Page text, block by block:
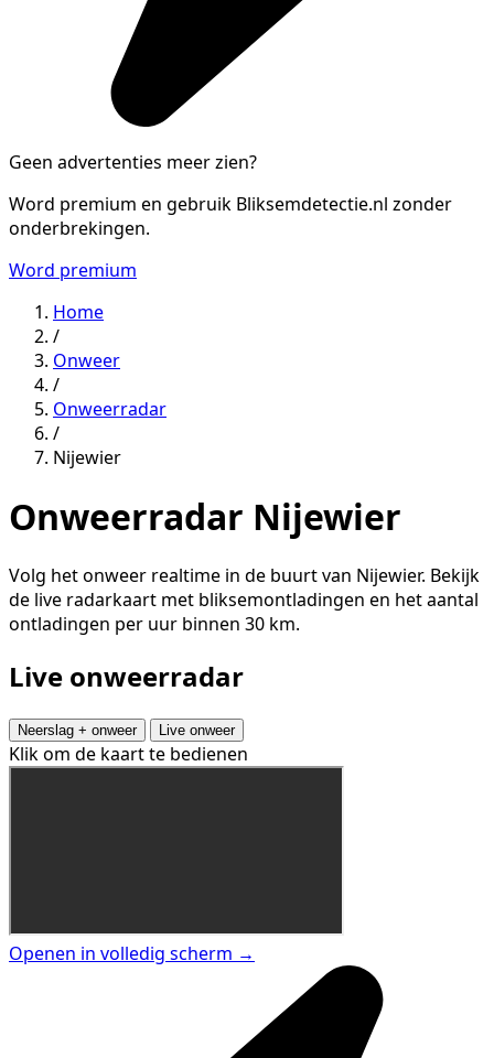
Geen advertenties meer zien?
Word premium en gebruik Bliksemdetectie.nl zonder
onderbrekingen.
Word premium
Home
/
Onweer
/
Onweerradar
/
Nijewier
Onweerradar Nijewier
Volg het onweer realtime in de buurt van Nijewier. Bekijk
de live radarkaart met bliksemontladingen en het aantal
ontladingen per uur binnen 30 km.
Live onweerradar
Neerslag + onweer Live onweer
Klik om de kaart te bedienen
Openen in volledig scherm →